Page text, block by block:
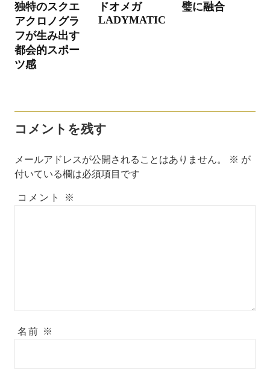
シ
ョ
ン
独特のスクエ
アクロノグラ
フが生み出す
都会的スポー
ツ感
ドオメガ
LADYMATIC
璧に融合
コメントを残す
メールアドレスが公開されることはありません。 ※ が
付いている欄は必須項目です
コメント ※
名前 ※